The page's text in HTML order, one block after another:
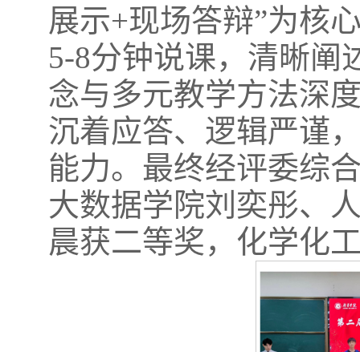
展示+现场答辩”为核
5-8分钟说课，清晰阐
念与多元教学方法深
沉着应答、逻辑严谨
能力。最终经评委综
大数据学院刘奕彤、
晨获二等奖，化学化